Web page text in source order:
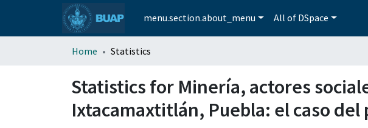
menu.section.about_menu All of DSpace
Home Statistics
Statistics for Minería, actores
Ixtacamaxtitlán, Puebla: el caso del